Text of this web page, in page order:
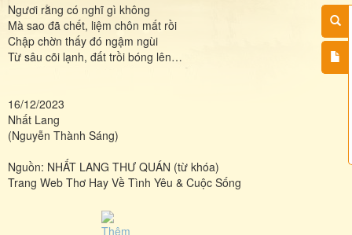
Ngươi rằng có nghĩ gì không
Mà sao đã chết, liệm chôn mất rồi
Chập chờn thấy đó ngậm ngùi
Từ sâu cõi lạnh, đất trồi bóng lên…
16/12/2023
Nhất Lang
(Nguyễn Thành Sáng)
Nguồn: NHẤT LANG THƯ QUÁN (từ khóa)
Trang Web Thơ Hay Về Tình Yêu & Cuộc Sống